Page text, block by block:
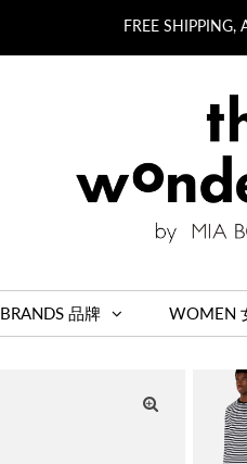
FREE SHIPPING,
BRANDS 品牌 WOMEN